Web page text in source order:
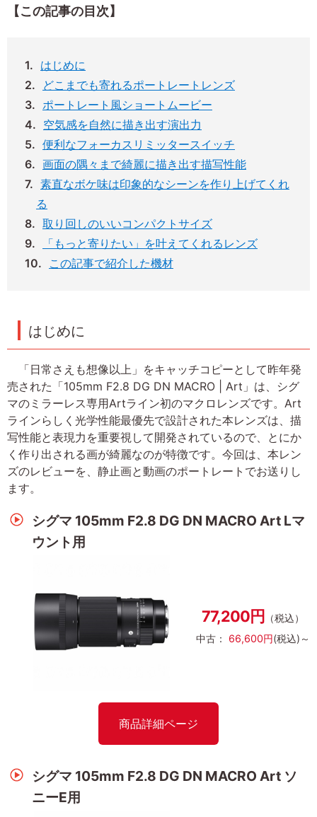
【この記事の目次】
はじめに
どこまでも寄れるポートレートレンズ
ポートレート風ショートムービー
空気感を自然に描き出す演出力
便利なフォーカスリミッタースイッチ
画面の隅々まで綺麗に描き出す描写性能
素直なボケ味は印象的なシーンを作り上げてくれ
る
取り回しのいいコンパクトサイズ
「もっと寄りたい」を叶えてくれるレンズ
この記事で紹介した機材
はじめに
「日常さえも想像以上」をキャッチコピーとして昨年発
売された「105mm F2.8 DG DN MACRO | Art」は、シグ
マのミラーレス専用Artライン初のマクロレンズです。Art
ラインらしく光学性能最優先で設計された本レンズは、描
写性能と表現力を重要視して開発されているので、とにか
く作り出される画が綺麗なのが特徴です。今回は、本レン
ズのレビューを、静止画と動画のポートレートでお送りし
ます。
シグマ 105mm F2.8 DG DN MACRO Art Lマ
ウント用
77,200円
（税込）
中古： 66,600円(税込)～
商品詳細ページ
シグマ 105mm F2.8 DG DN MACRO Art ソ
ニーE用